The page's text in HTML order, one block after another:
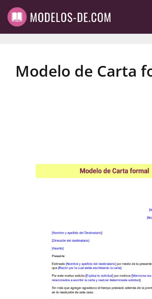
Saltar
al
contenido
Modelo de Carta